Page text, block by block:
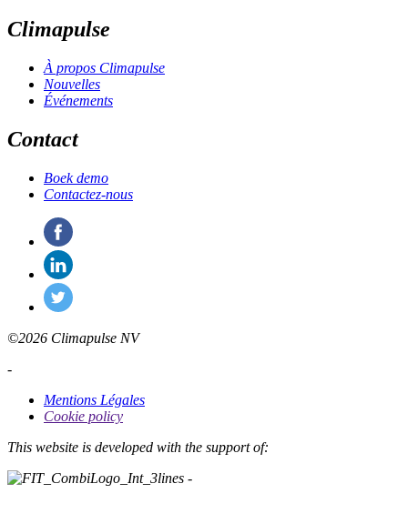
Climapulse
À propos Climapulse
Nouvelles
Événements
Contact
Boek demo
Contactez-nous
©2026 Climapulse NV
-
Mentions Légales
Cookie policy
This website is developed with the support of: